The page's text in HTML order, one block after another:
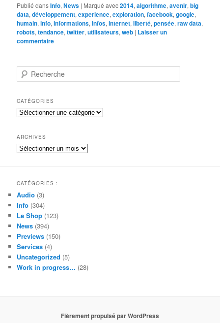
Publié dansInfo,News | Marqué avec2014,algorithme,avenir,big
data,développement,experience,exploration,facebook,google,
humain,info,informations,infos,internet,liberté,pensée,raw data,
robots,tendance,twitter,utilisateurs,web | Laisser un
commentaire
e
h
e
r
h
e
CATÉGORIES
Catégories
ARCHIVES
Archives
CATÉGORIES :
Audio (3)
Info (304)
Le Shop (123)
News (394)
Previews (150)
Services (4)
Uncategorized (5)
Work in progress… (28)
Fièrement propulsé par WordPress